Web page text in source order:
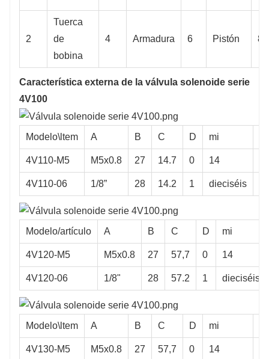
2
Tuerca
de
bobina
4 Armadura 6 Pistón 8
Característica externa de la válvula solenoide serie
4V100
Modelo\ltem A B C D mi
4V110-M5 M5x0.8 27 14.7 0 14
4V110-06 1/8” 28 14.2 1 dieciséis
Modelo/artículo A B C D mi
4V120-M5 M5x0.8 27 57,7 0 14
4V120-06 1/8" 28 57.2 1 dieciséis
Modelo\ltem A B C D mi
4V130-M5 M5x0.8 27 57,7 0 14